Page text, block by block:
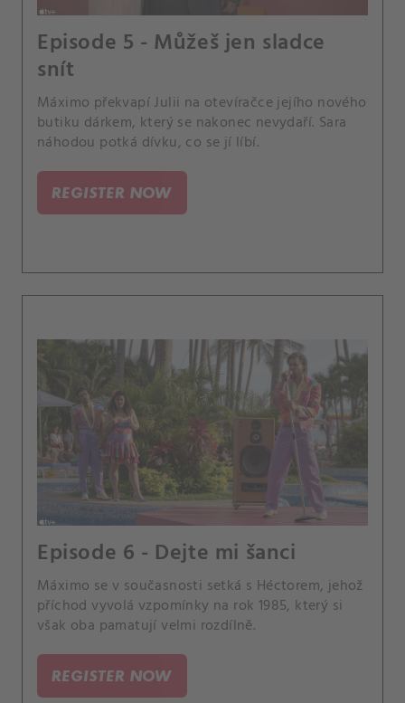
Episode 5 - Můžeš jen sladce
snít
Máximo překvapí Julii na otevíračce jejího nového
butiku dárkem, který se nakonec nevydaří. Sara
náhodou potká dívku, co se jí líbí.
REGISTER NOW
Episode 6 - Dejte mi šanci
Máximo se v současnosti setká s Héctorem, jehož
příchod vyvolá vzpomínky na rok 1985, který si
však oba pamatují velmi rozdílně.
REGISTER NOW